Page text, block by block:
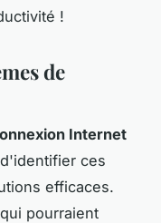
!
de
Internet
ces
efficaces.
pourraient